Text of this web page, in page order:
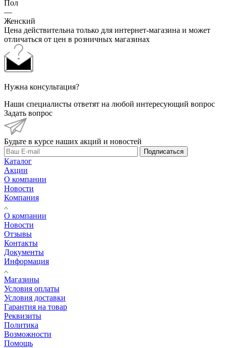
Пол
—
Женский
Цена действительна только для интернет-магазина и может
отличаться от цен в розничных магазинах
Нужна консультация?
Наши специалисты ответят на любой интересующий вопрос
Задать вопрос
Будьте в курсе наших акций и новостей
Подписаться
Каталог
Акции
О компании
Новости
Компания
О компании
Новости
Отзывы
Контакты
Документы
Информация
Магазины
Условия оплаты
Условия доставки
Гарантия на товар
Реквизиты
Политика
Возможности
Помощь